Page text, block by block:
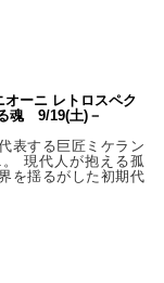
オーニ レトロスペク
魂 9/19(土)－
表する巨匠ミケラン
現代人が抱える孤
を揺るがした初期代